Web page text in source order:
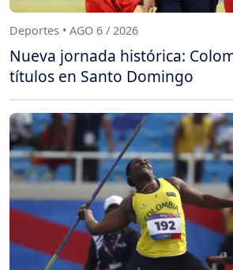
Deportes • AGO 6 / 2026
Nueva jornada histórica:
títulos en Santo Domingo